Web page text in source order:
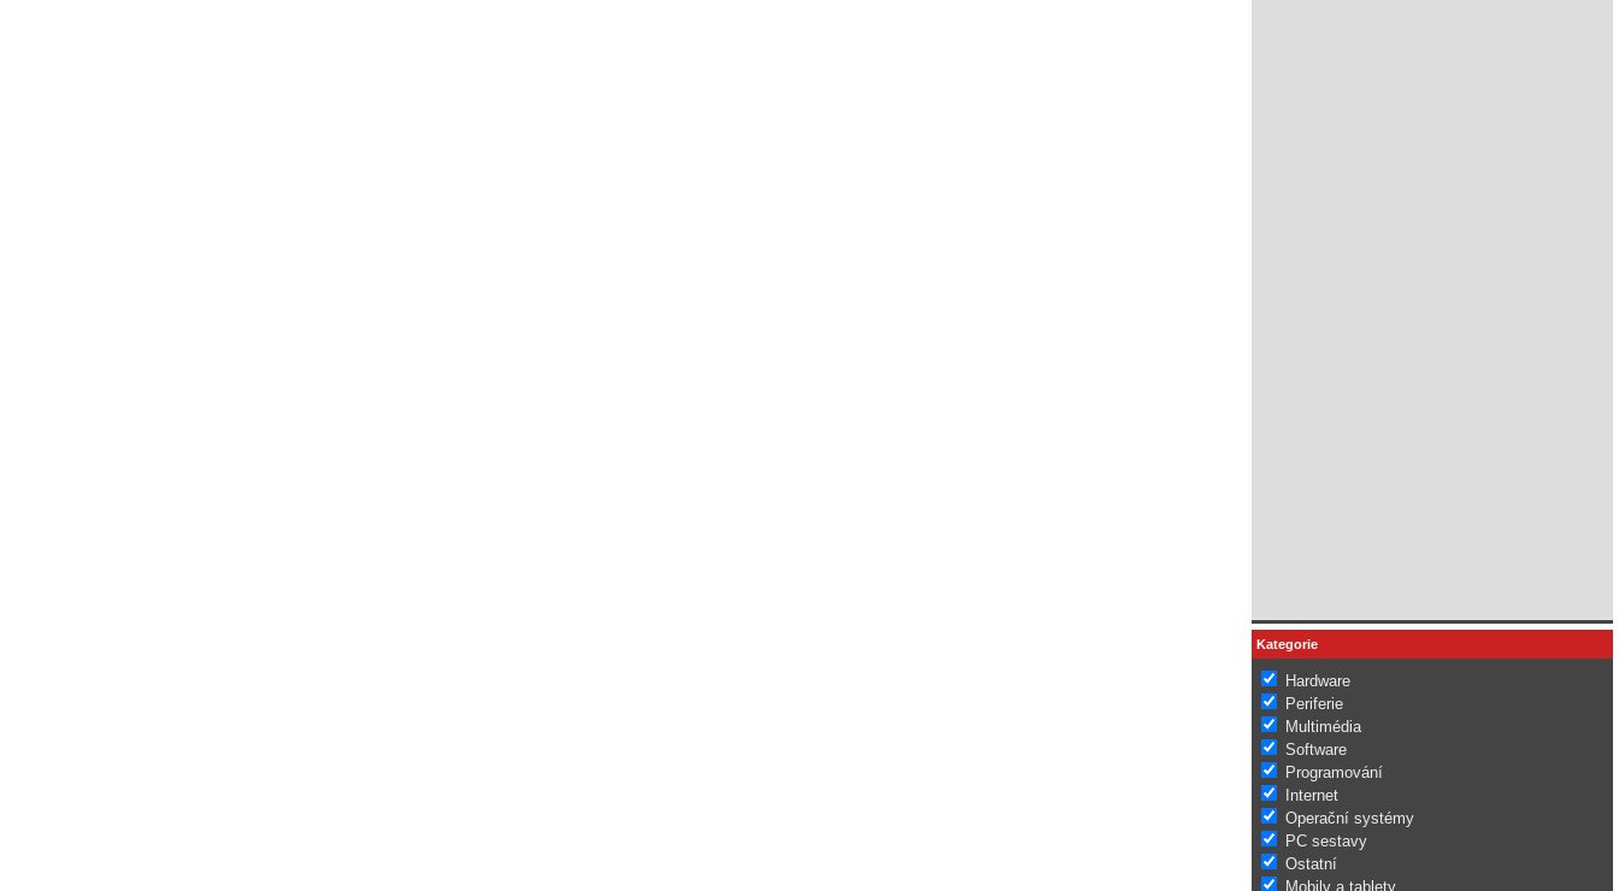
Kategorie
Hardware
Periferie
Multimédia
Software
Programování
Internet
Operační systémy
PC sestavy
Ostatní
Mobily a tablety